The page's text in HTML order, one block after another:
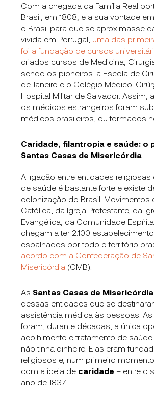
Com a chegada da Família Real
Brasil, em 1808, e a sua vontade
o Brasil para que se aproximasse
vivida em Portugal, uma das
foi a fundação de cursos
criados cursos de Medicina,
sendo os pioneiros: a Escola de
de Janeiro e o Colégio Médico-
Hospital Militar de Salvador. Assim,
os médicos estrangeiros foram
médicos brasileiros, ou formados
Caridade, filantropia e saúde: o
Santas Casas de Misericórdia
A ligação entre entidades religiosas
de saúde é bastante forte e existe
colonização do Brasil. Movimentos
Católica, da Igreja Protestante, da
Evangélica, da Comunidade
chegam a ter 2.100
espalhados por todo o território
acordo com a Confederação de
Misericórdia (CMB).
As Santas Casas de Misericórdia
dessas entidades que se
assistência médica às pessoas.
foram, durante décadas, a única
acolhimento e tratamento de
não tinha dinheiro. Elas eram
religiosos e, num primeiro
com a ideia de caridade – entre o
ano de 1837.